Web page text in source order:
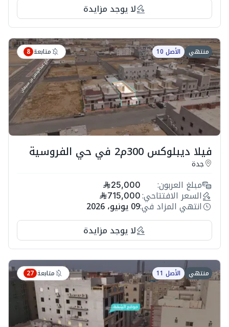
لا يوجد مزايدة
منتهي الأصل 10 متابعة 8
فيلا ديبلوكس 300م2 في حي الفروسية
جدة
مبلغ العربون: 25,000
السعر الافتتاحي: 715,000
انتهي المزاد في:09 يونيو، 2026
لا يوجد مزايدة
منتهي الأصل 11 متابعة 27